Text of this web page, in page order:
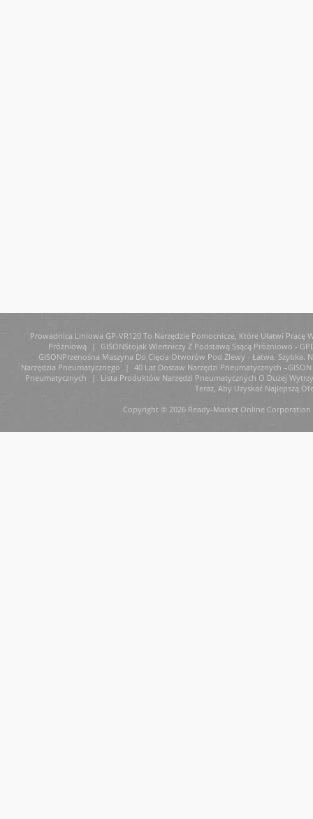
Prowadnica Liniowa GP-VR120 To Narzędzie Pomocnicze, Które Ułatwi Pracę
Próżniową
|
GISONStojak Wiertniczy Z Podstawą Ssącą Próżniowo -
GISONPrzenośna Maszyna Do Cięcia Otworów Pod Zlewy - Łatwa. Szybka.
Narzędzia Pneumatycznego
| 40 Lat Dostaw Narzędzi Pneumatycznych
Pneumatycznych
|
Lista Produktów Narzędzi Pneumatycznych O Dużej
Teraz, Aby Uzyskać Najlepszą
Copyright © 2026 Ready-Market Online